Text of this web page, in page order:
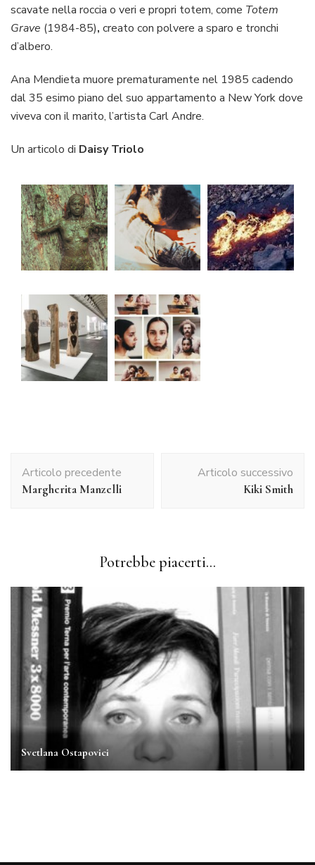
scavate nella roccia o veri e propri totem, come Totem
Grave (1984-85), creato con polvere a sparo e tronchi
d’albero.
Ana Mendieta muore prematuramente nel 1985 cadendo
dal 35 esimo piano del suo appartamento a New York dove
viveva con il marito, l’artista Carl Andre.
Un articolo di Daisy Triolo
articolo
Articolo precedente
Margherita Manzelli
Articolo successivo
Kiki Smith
Potrebbe piacerti...
Svetlana Ostapovici
Martha Rosler